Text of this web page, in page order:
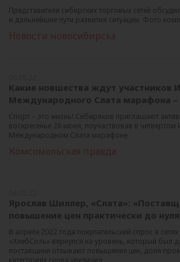
Представители сибирских торговых сетей
и дальнейшие пути развития ситуации. Фото
Новости новосибирска
Какие новшества ждут участников
Международного Слата марафона –
Спорт – это жизнь! Сибиряков приглашают
воскресенье 26 июня, поучаствовав в четвертом
Международном Слата марафоне.
Комсомольская правда
Ярослав Шиллер, «Слата»:
повышение цен практически до
В апреле 2022 года покупательский спрос в
«ХлебСоль» вернулся на уровень, который был
поставщики отзывают повышение цен, доля
категориях снова увеличил